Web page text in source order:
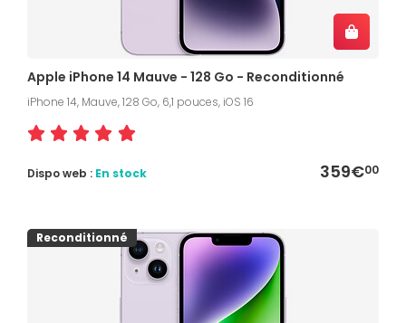
Apple iPhone 14 Mauve - 128 Go - Reconditionné
iPhone 14, Mauve, 128 Go, 6,1 pouces, iOS 16
359€00
Dispo web : En stock
Reconditionné